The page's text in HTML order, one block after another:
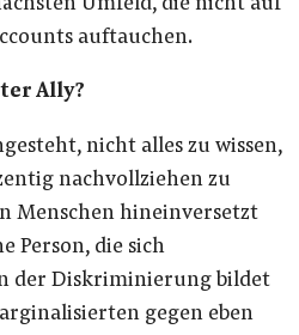
Umfeld, die nicht auf
auftauchen.
Ally?
nicht alles zu wissen,
nachvollziehen zu
Menschen hineinversetzt
Person, die sich
der Diskriminierung bildet
gegen eben